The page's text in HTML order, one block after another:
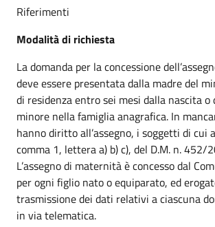
Riferimenti
Modalità di richiesta
La domanda per la concessione
deve essere presentata dalla madre del
di residenza entro sei mesi dalla nascita o
minore nella famiglia anagrafica. In
hanno diritto all’assegno, i soggetti di cui
comma 1, lettera a) b) c), del D.M. n. 452/
L’assegno di maternità è concesso dal
per ogni figlio nato o equiparato, ed
trasmissione dei dati relativi a ciascuna
in via telematica.